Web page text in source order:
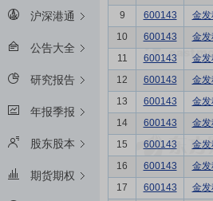
沪深港通
公告大全
研究报告
年报季报
股东股本
期货期权
9
600143 金
10
600143 金
11
600143 金
12
600143 金
13
600143 金
14
600143 金
15
600143 金
16
600143 金
17
600143 金